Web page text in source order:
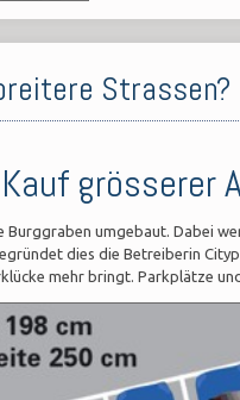
Strassen?
grösserer
Burggraben umgebaut. Dabei
dies die Betreiberin
mehr bringt. Parkplätze